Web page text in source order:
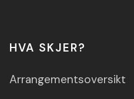
HVA SKJER?
Arrangementsoversikt